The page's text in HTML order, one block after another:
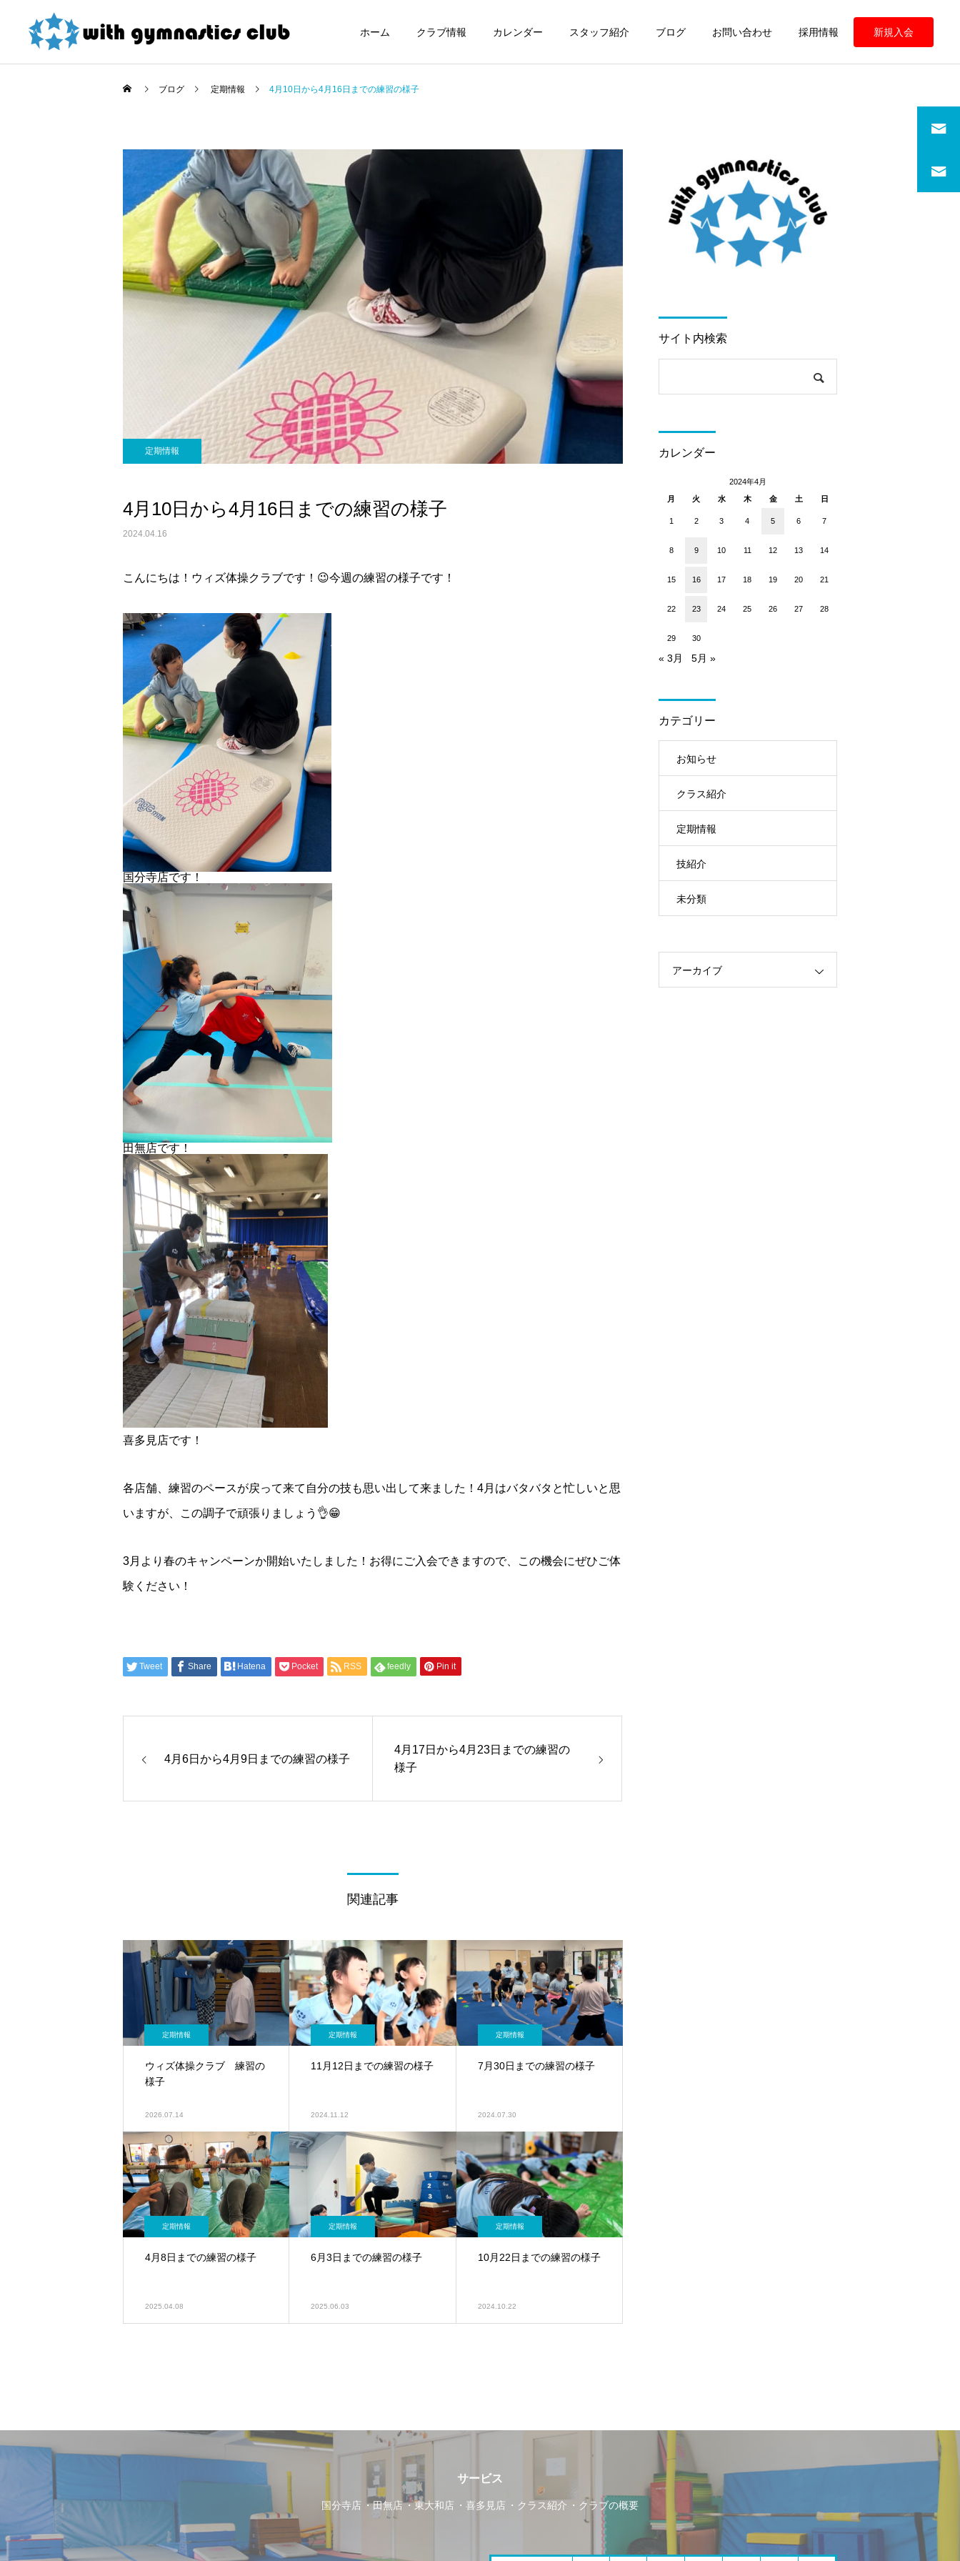
ホーム クラブ情報 カレンダー スタッフ紹介 ブログ お問い合わせ 採用情報 新規入会
お知らせ
令和8年度未就園児クラス
新規会員様募集中！
未分類
ウィズ体操クラブ技紹介～
４段、６段閉脚跳び～
定期情報
ウィズ体操クラブ 練習の
定期情報
ウィズ体操クラブ 練習の
ブログ 定期情報 4月10日から4月16日までの練習の様子
定期情報
4月10日から4月16日までの練習の様子
2024.04.16
こんにちは！ウィズ体操クラブです！😉今週の練習の様子です！
国分寺店です！
田無店です！
喜多見店です！
各店舗、練習のペースが戻って来て自分の技も思い出して来ました！4月はバタバタと忙しいと思
いますが、この調子で頑張りましょう👌😁
3月より春のキャンペーンか開始いたしました！お得にご入会できますので、この機会にぜひご体
験ください！
Tweet Share Hatena Pocket RSS feedly Pin it
4月6日から4月9日までの練習の様子
4月17日から4月23日までの練習の
様子
関連記事
定期情報
ウィズ体操クラブ 練習の
様子
2026.07.14
定期情報
11月12日までの練習の様子
2024.11.12
定期情報
7月30日までの練習の様子
2024.07.30
定期情報
4月8日までの練習の様子
2025.04.08
定期情報
6月3日までの練習の様子
2025.06.03
定期情報
10月22日までの練習の様子
2024.10.22
サイト内検索
カレンダー
2024年4月
月
火 水 木 金 土 日
1 2 3 4 5 6 7
8 9 10 11 12 13 14
15 16 17 18 19 20 21
22 23 24 25 26 27 28
29 30
« 3月 5月 »
カテゴリー
お知らせ
クラス紹介
定期情報
技紹介
未分類
アーカイブ
サービス
国分寺店 田無店 東大和店 喜多見店 クラス紹介 クラブの概要